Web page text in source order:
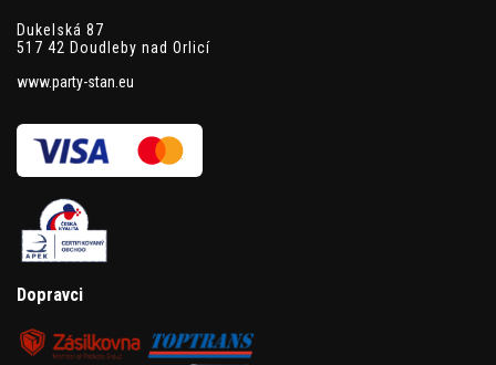
Dukelská 87
517 42 Doudleby nad Orlicí
www.party-stan.eu
Dopravci